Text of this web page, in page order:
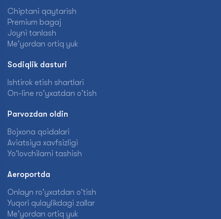
Chiptani qaytarish
Premium bagaj
Joyni tanlash
Me'yordan ortiq yuk
Sodiqlik dasturi
Ishtirok etish shartlari
On-line ro'yxatdan o'tish
Parvozdan oldin
Bojxona qoidalari
Aviatsiya xavfsizligi
Yo'lovchilarni tashish
Aeroportda
Onlayn ro'yxatdan o'tish
Yuqori qulaylikdagi zallar
Me'yordan ortiq yuk